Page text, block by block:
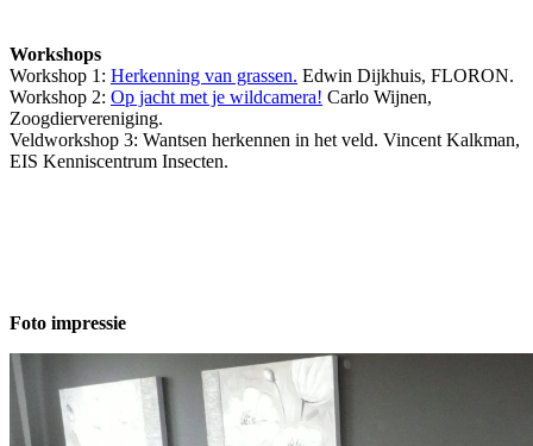
Workshops
Workshop 1: Herkenning van grassen. Edwin Dijkhuis, FLORON.
Workshop 2: Op jacht met je wildcamera! Carlo Wijnen,
Zoogdiervereniging.
Veldworkshop 3: Wantsen herkennen in het veld. Vincent Kalkman,
EIS Kenniscentrum Insecten.
Foto impressie